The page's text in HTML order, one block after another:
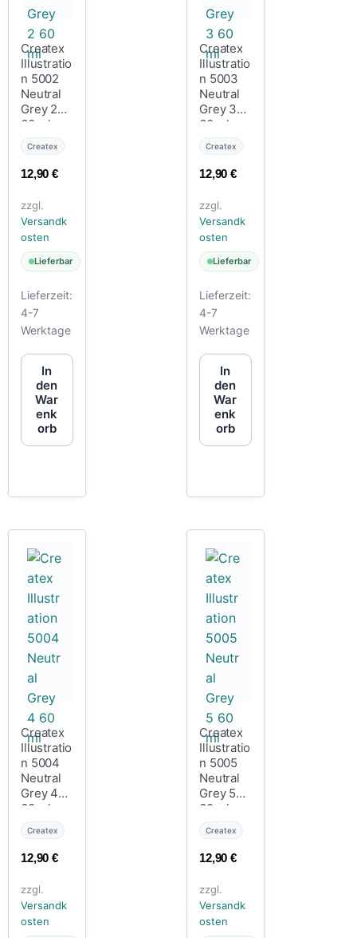
Createx
Illustratio
n 5002
Neutral
Grey 2
60 ml
Createx
12,90€
zzgl.
Versandk
osten
Lieferbar
Lieferzeit:
4-7
Werktage
In
den
War
enk
orb
Createx
Illustratio
n 5003
Neutral
Grey 3
60 ml
Createx
12,90€
zzgl.
Versandk
osten
Lieferbar
Lieferzeit:
4-7
Werktage
In
den
War
enk
orb
Createx
Illustratio
n 5004
Neutral
Grey 4
60 ml
Createx
12,90€
zzgl.
Versandk
osten
Createx
Illustratio
n 5005
Neutral
Grey 5
60 ml
Createx
12,90€
zzgl.
Versandk
osten